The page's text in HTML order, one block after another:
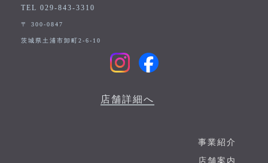
TEL 029-843-3310
〒 300-0847
茨城県土浦市卸町2-6-10
店舗詳細へ
事業紹介
店舗案内